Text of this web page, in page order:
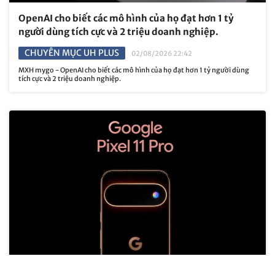
OpenAI cho biết các mô hình của họ đạt hơn 1 tỷ
người dùng tích cực và 2 triệu doanh nghiệp.
CHUYÊN MỤC UH PLUS
02/08/2026 22:42
MXH mygo - OpenAI cho biết các mô hình của họ đạt hơn 1 tỷ người dùng
tích cực và 2 triệu doanh nghiệp.